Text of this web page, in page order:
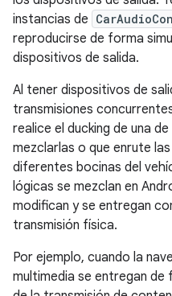
instancias de
reproducirse de forma
dispositivos de salida.
Al tener dispositivos de
transmisiones
realice el ducking de una
mezclarlas o que enrute
diferentes bocinas del
lógicas se mezclan en
modifican y se entregan
transmisión física.
Por ejemplo, cuando la
multimedia se entregan de